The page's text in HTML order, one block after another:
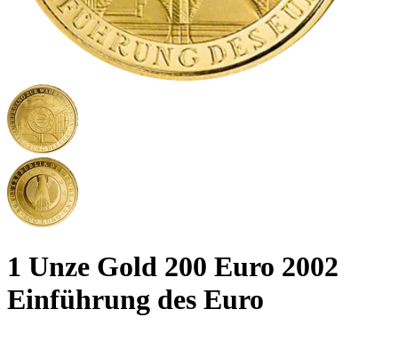
1 Unze Gold 200 Euro 2002
Einführung des Euro